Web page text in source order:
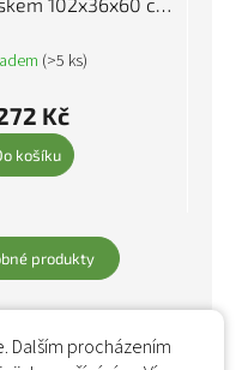
Dalším procházením
(>5 ks)
Kč
košíku
produkty